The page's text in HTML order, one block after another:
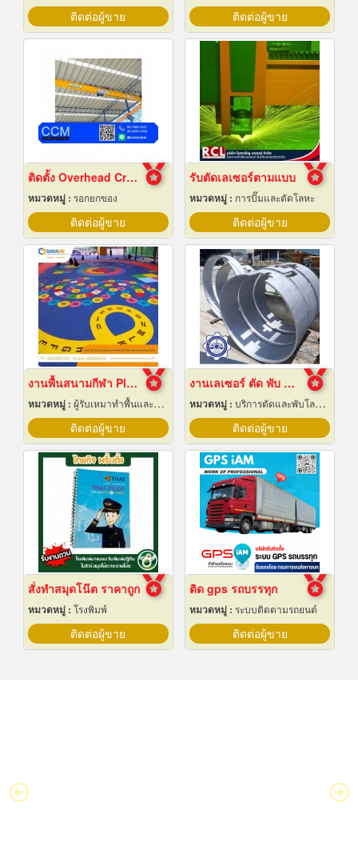
ติดต่อผู้ขาย ติดต่อผู้ขาย
ติดตั้ง Overhead Crane
หมวดหมู่ : รอกยกของ
ติดต่อผู้ขาย
รับตัดเลเซอร์ตามแบบ
หมวดหมู่ : การปั๊มและตัดโลหะ
ติดต่อผู้ขาย
งานพื้นสนามกีฬา Play Ground EPDM สนามเด็กเล่น
หมวดหมู่ : ผู้รับเหมาทำพื้นและทางเดิน
ติดต่อผู้ขาย
งานเลเซอร์ ตัด พับ ม้วนโลหะ นครปฐม
หมวดหมู่ : บริการตัดและพับโลหะด้วยเลเซอร์
ติดต่อผู้ขาย
สั่งทำสมุดโน๊ต ราคาถูก
หมวดหมู่ : โรงพิมพ์
ติดต่อผู้ขาย
ติด gps รถบรรทุก
หมวดหมู่ : ระบบติดตามรถยนต์
ติดต่อผู้ขาย